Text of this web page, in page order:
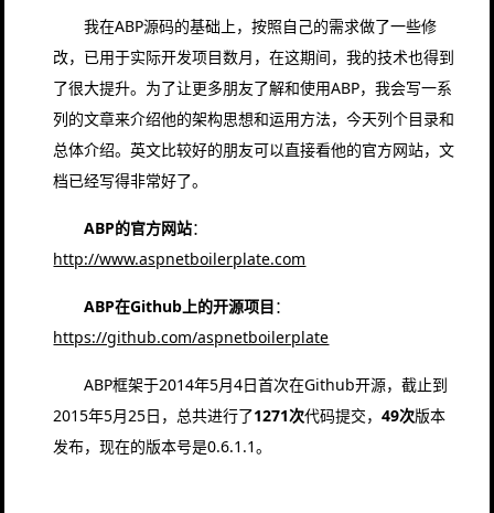
我在ABP源码的基础上，按照自己的需求做了一些修
改，已用于实际开发项目数月，在这期间，我的技术也得到
了很大提升。为了让更多朋友了解和使用ABP，我会写一系
列的文章来介绍他的架构思想和运用方法，今天列个目录和
总体介绍。英文比较好的朋友可以直接看他的官方网站，文
档已经写得非常好了。
ABP的官方网站：
http://www.aspnetboilerplate.com
ABP在Github上的开源项目：
https://github.com/aspnetboilerplate
ABP框架于2014年5月4日首次在Github开源，截止到
2015年5月25日，总共进行了1271次代码提交，49次版本
发布，现在的版本号是0.6.1.1。